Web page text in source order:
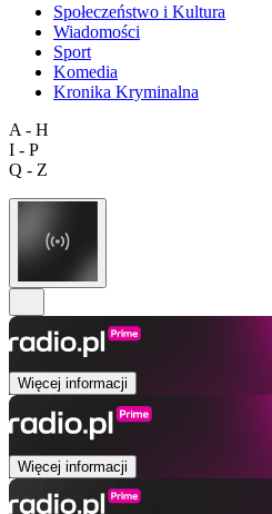
Społeczeństwo i Kultura
Wiadomości
Sport
Komedia
Kronika Kryminalna
A - H
I - P
Q - Z
Więcej informacji
Więcej informacji